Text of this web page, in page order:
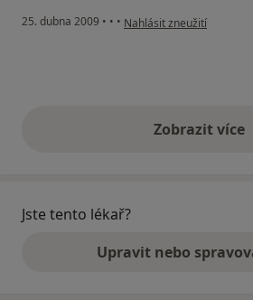
25. dubna 2009 • • • podle názoru uživatele
Nahlásit zneužití
Zobrazit více
výše
Jste tento lékař?
Upravit nebo